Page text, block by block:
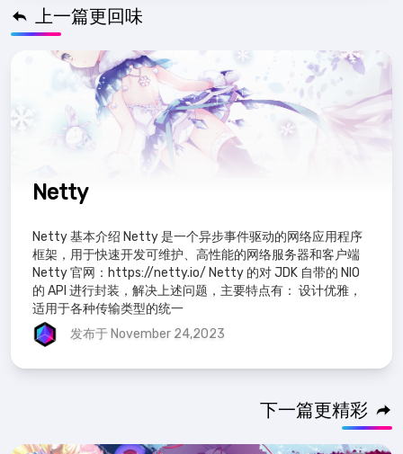
上一篇更回味
Netty
Netty 基本介绍 Netty 是一个异步事件驱动的网络应用程序
框架，用于快速开发可维护、高性能的网络服务器和客户端
Netty 官网：https://netty.io/ Netty 的对 JDK 自带的 NIO
的 API 进行封装，解决上述问题，主要特点有： 设计优雅，
适用于各种传输类型的统一
发布于 November 24,2023
下一篇更精彩